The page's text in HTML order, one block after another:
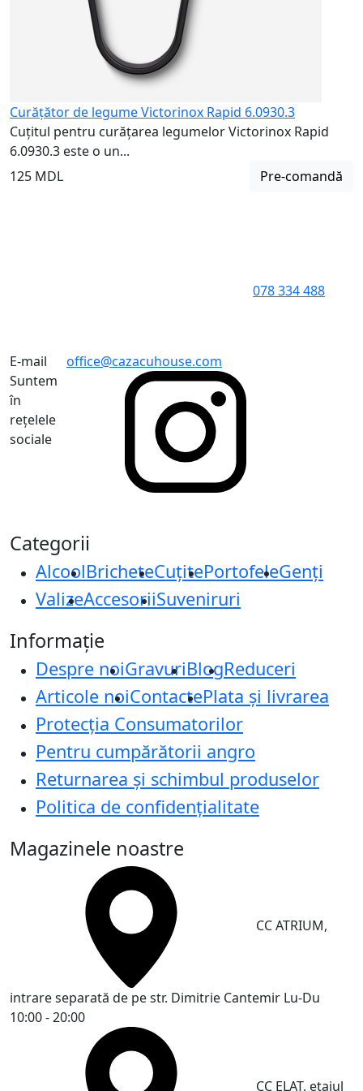
Curățător de legume Victorinox Rapid 6.0930.3
Cuțitul pentru curățarea legumelor Victorinox Rapid
6.0930.3 este o un...
125 MDL
Pre-comandă
078 334 488
E-mail
office@cazacuhouse.com
Suntem
în
rețelele
sociale
Categorii
AlcoolBricheteCuțitePortofeleGenți
ValizeAccesoriiSuveniruri
Informație
Despre noiGravuriBlogReduceri
Articole noiContactePlata și livrarea
Protecţia Consumatorilor
Pentru cumpărătorii angro
Returnarea și schimbul produselor
Politica de confidențialitate
Magazinele noastre
CC ATRIUM,
intrare separată de pe str. Dimitrie Cantemir Lu-Du
10:00 - 20:00
CC ELAT, etajul